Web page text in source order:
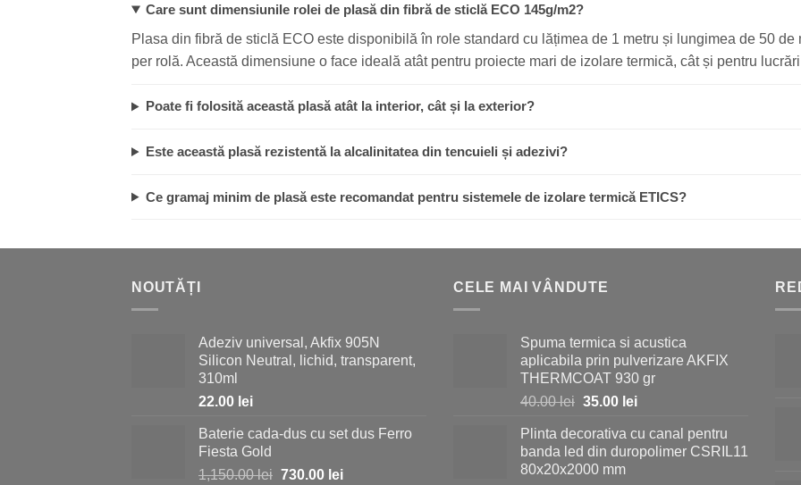
Care sunt dimensiunile rolei de plasă din fibră de sticlă ECO 145g/m2?
Plasa din fibră de sticlă ECO este disponibilă în role standard cu lățimea de 1 metru și lungimea de 50 de
per rolă. Această dimensiune o face ideală atât pentru proiecte mari de izolare termică, cât și pentru
Poate fi folosită această plasă atât la interior, cât și la exterior?
Este această plasă rezistentă la alcalinitatea din tencuieli și adezivi?
Ce gramaj minim de plasă este recomandat pentru sistemele de izolare termică ETICS?
NOUTĂȚI
Adeziv universal, Akfix 905N
Silicon Neutral, lichid, transparent,
310ml
22.00 lei
Baterie cada-dus cu set dus Ferro
Fiesta Gold
1,150.00lei Prețul
730.00 leiPrețul
CELE MAI VÂNDUTE
Spuma termica si acustica
aplicabila prin pulverizare AKFIX
THERMCOAT 930 gr
40.00lei Prețul
a
fost:
40.00 lei.
35.00 leiPrețul
este:
35.00 lei.
Plinta decorativa cu canal pentru
banda led din duropolimer CSRIL11
80x20x2000 mm